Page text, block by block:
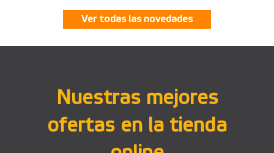
Ver todas las novedades
Nuestras mejores
ofertas en la tienda